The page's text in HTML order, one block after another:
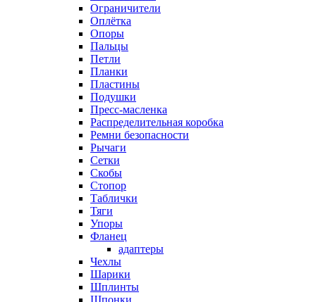
Ограничители
Оплётка
Опоры
Пальцы
Петли
Планки
Пластины
Подушки
Пресс-масленка
Распределительная коробка
Ремни безопасности
Рычаги
Сетки
Скобы
Стопор
Таблички
Тяги
Упоры
Фланец
адаптеры
Чехлы
Шарики
Шплинты
Шпонки